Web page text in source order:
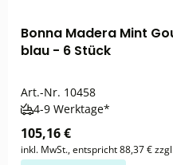
Bonna Madera Mint
blau - 6 Stück
Art.-Nr. 10458
4-9 Werktage*
105,16 €
inkl. MwSt., entspricht 88,37 €